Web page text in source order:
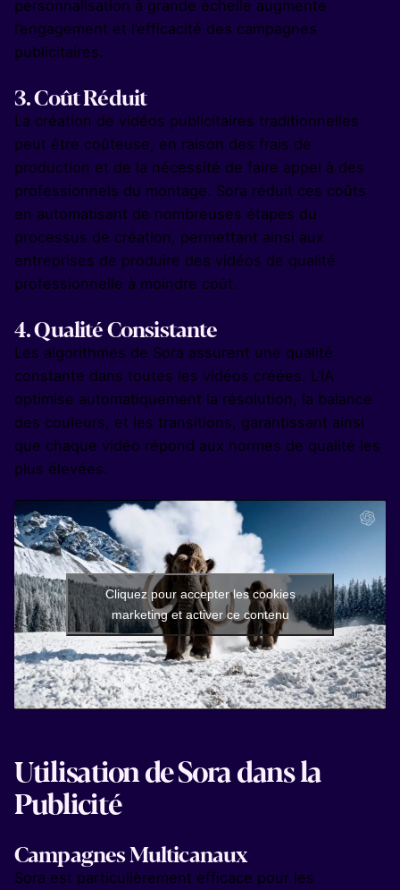
personnalisation à grande échelle augmente
l’engagement et l’efficacité des campagnes
publicitaires.
3.Coût Réduit
La création de vidéos publicitaires traditionnelles
peut être coûteuse, en raison des frais de
production et de la nécessité de faire appel à des
professionnels du montage. Sora réduit ces coûts
en automatisant de nombreuses étapes du
processus de création, permettant ainsi aux
entreprises de produire des vidéos de qualité
professionnelle à moindre coût.
4.Qualité Consistante
Les algorithmes de Sora assurent une qualité
constante dans toutes les vidéos créées. L’IA
optimise automatiquement la résolution, la balance
des couleurs, et les transitions, garantissant ainsi
que chaque vidéo répond aux normes de qualité les
plus élevées.
Cliquez pour accepter les cookies
marketing et activer ce contenu
Utilisation de Sora dans la
Publicité
Campagnes Multicanaux
Sora est particulièrement efficace pour les